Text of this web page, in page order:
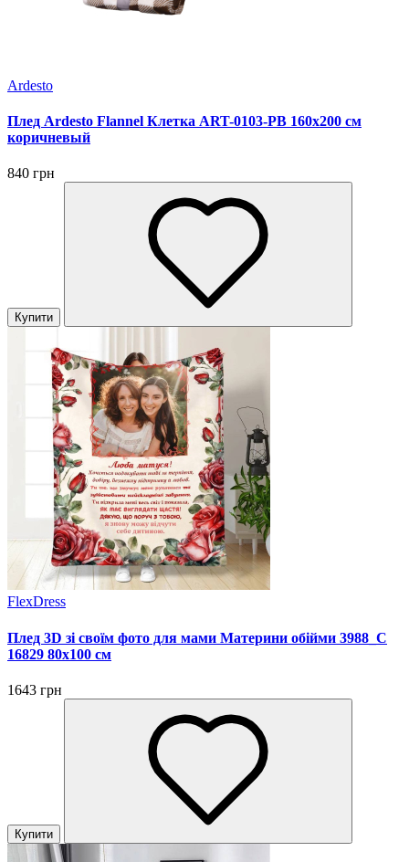
Ardesto
Плед Ardesto Flannel Клетка ART-0103-PB 160х200 см
коричневый
840 грн
Купити
FlexDress
Плед 3D зі своїм фото для мами Материни обійми 3988_C
16829 80х100 см
1643 грн
Купити